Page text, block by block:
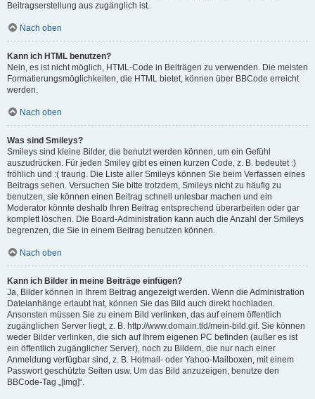
Beitragserstellung aus zugänglich ist.
Nach oben
Kann ich HTML benutzen?
Nein, es ist nicht möglich, HTML-Code in Beiträgen zu verwenden. Die meisten
Formatierungsmöglichkeiten, die HTML bietet, können über BBCode erreicht
werden.
Nach oben
Was sind Smileys?
Smileys sind kleine Bilder, die benutzt werden können, um ein Gefühl
auszudrücken. Für jeden Smiley gibt es einen kurzen Code, z. B. bedeutet :)
fröhlich und :( traurig. Die Liste aller Smileys können Sie beim Verfassen eines
Beitrags sehen. Versuchen Sie bitte trotzdem, Smileys nicht zu häufig zu
benutzen, sie können einen Beitrag schnell unlesbar machen und ein
Moderator könnte deshalb Ihren Beitrag entsprechend überarbeiten oder gar
komplett löschen. Die Board-Administration kann auch die Anzahl der Smileys
begrenzen, die Sie in einem Beitrag benutzen können.
Nach oben
Kann ich Bilder in meine Beiträge einfügen?
Ja, Bilder können in Ihrem Beitrag angezeigt werden. Wenn die Administration
Dateianhänge erlaubt hat, können Sie das Bild auch direkt hochladen.
Ansonsten müssen Sie zu einem Bild verlinken, das auf einem öffentlich
zugänglichen Server liegt, z. B. http://www.domain.tld/mein-bild.gif. Sie können
weder Bilder verlinken, die sich auf Ihrem eigenen PC befinden (außer es ist
ein öffentlich zugänglicher Server), noch zu Bildern, die nur nach einer
Anmeldung verfügbar sind, z. B. Hotmail- oder Yahoo-Mailboxen, mit einem
Passwort geschützte Seiten usw. Um das Bild anzuzeigen, benutze den
BBCode-Tag „[img]“.